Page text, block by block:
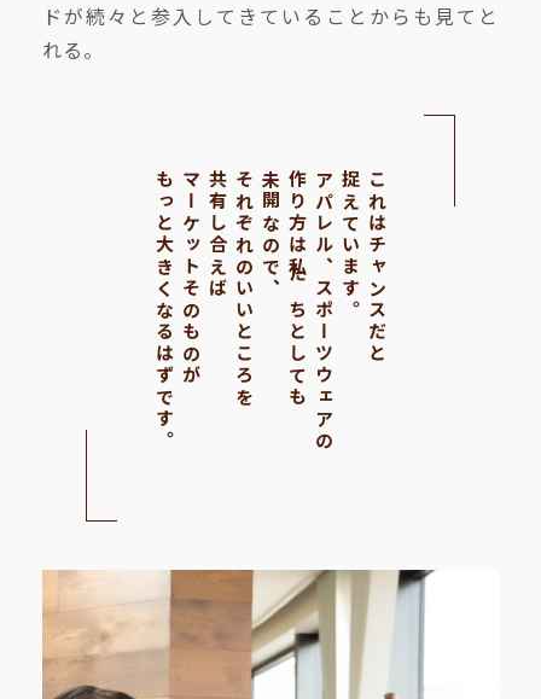
ドが続々と参入してきていることからも見てと
れる。
これはチャンスだと
捉えています。
アパレル、スポーツウェアの
作り方は私たちとしても
未開なので、
それぞれのいいところを
共有し合えば
マーケットそのものが
もっと大きくなるはずです。